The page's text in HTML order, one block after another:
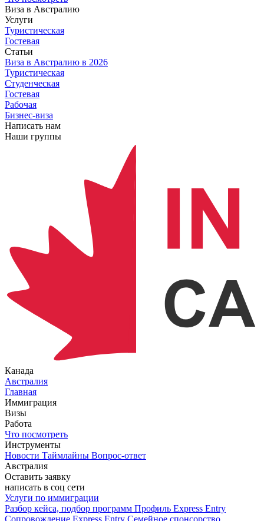
Виза в Австралию
Услуги
Туристическая
Гостевая
Статьи
Виза в Австралию в 2026
Туристическая
Студенческая
Гостевая
Рабочая
Бизнес-виза
Написать нам
Наши группы
Канада
Австралия
Главная
Иммиграция
Визы
Работа
Что посмотреть
Инструменты
Новости Таймлайны Вопрос-ответ
Австралия
Оставить заявку
написать в соц сети
Услуги по иммиграции
Разбор кейса, подбор программ Профиль Express Entry
Сопровождение Express Entry Семейное спонсорство